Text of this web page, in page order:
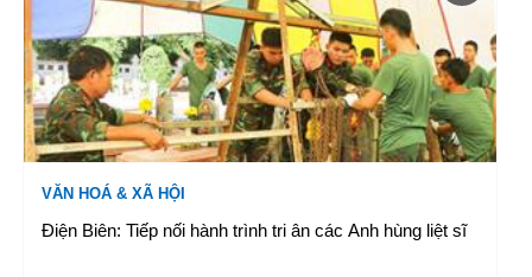
VĂN HOÁ & XÃ HỘI
Điện Biên: Tiếp nối hành trình tri ân các Anh hùng liệt sĩ